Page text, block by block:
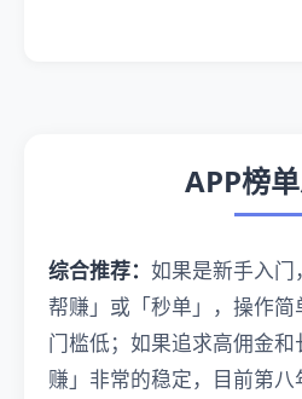
APP榜
综合推荐： 如果是新手入
帮赚」或「秒单」，操作
门槛低；如果追求高佣金
赚」非常的稳定，目前第